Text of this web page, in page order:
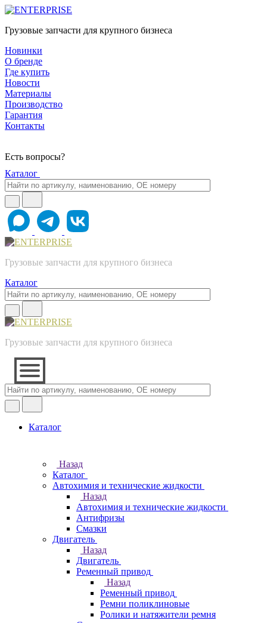
Грузовые запчасти для крупного бизнеса
Новинки
О бренде
Где купить
Новости
Материалы
Производство
Гарантия
Контакты
Есть вопросы?
Каталог
Грузовые запчасти для крупного бизнеса
Каталог
Грузовые запчасти для крупного бизнеса
Каталог
Назад
Каталог
Автохимия и технические жидкости
Назад
Автохимия и технические жидкости
Антифризы
Смазки
Двигатель
Назад
Двигатель
Ременный привод
Назад
Ременный привод
Ремни поликлиновые
Ролики и натяжители ремня